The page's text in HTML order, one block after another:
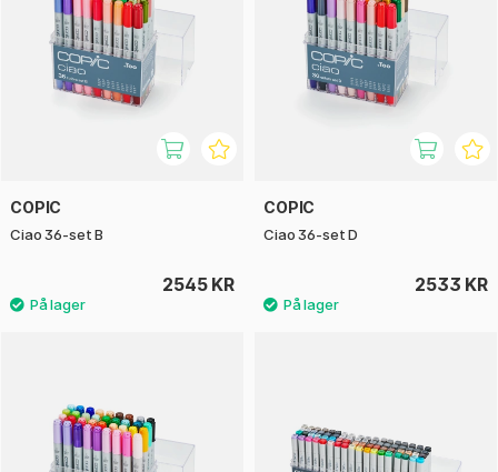
COPIC
Ciao 36-set B
2545 KR
COPIC
Ciao 36-set D
2533 KR